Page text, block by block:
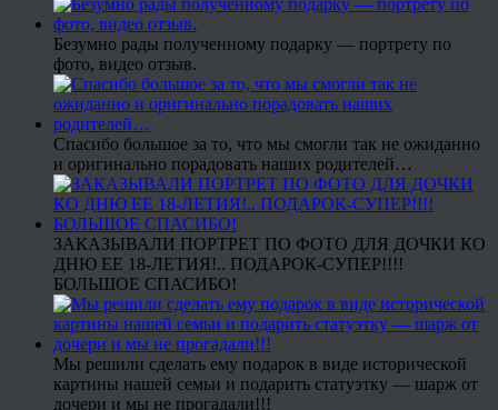
Безумно рады полученному подарку — портрету по
фото, видео отзыв.
Спасибо большое за то, что мы смогли так не ожиданно
и оригинально порадовать наших родителей…
ЗАКАЗЫВАЛИ ПОРТРЕТ ПО ФОТО ДЛЯ ДОЧКИ КО
ДНЮ ЕЕ 18-ЛЕТИЯ!.. ПОДАРОК-СУПЕР!!!!
БОЛЬШОЕ СПАСИБО!
Мы решили сделать ему подарок в виде исторической
картины нашей семьи и подарить статуэтку — шарж от
дочери и мы не прогадали!!!